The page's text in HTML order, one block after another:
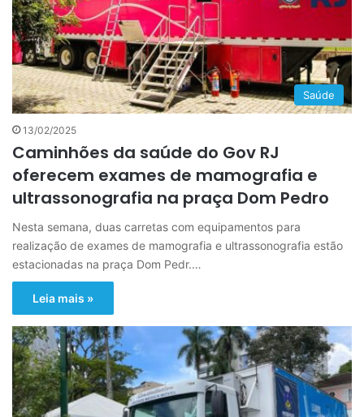
Saúde
13/02/2025
Caminhões da saúde do Gov RJ
oferecem exames de mamografia e
ultrassonografia na praça Dom Pedro
Nesta semana, duas carretas com equipamentos para
realização de exames de mamografia e ultrassonografia estão
estacionadas na praça Dom Pedr.…
Leia mais »